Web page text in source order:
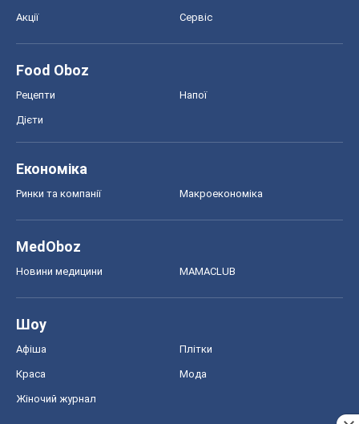
Акції Сервіс
Food Oboz
Рецепти Напої
Дієти
Економіка
Ринки та компанії Макроекономіка
MedOboz
Новини медицини MAMACLUB
Шоу
Афіша Плітки
Краса Мода
Жіночий журнал